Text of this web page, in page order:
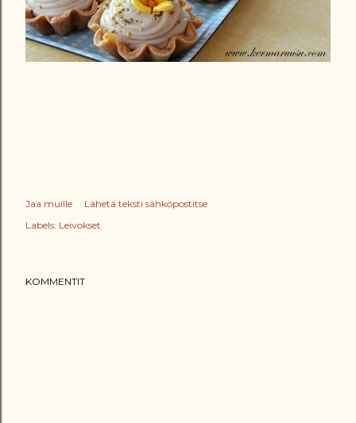
Jaa muille
Lähetä teksti sähköpostitse
Labels: Leivokset
KOMMENTIT